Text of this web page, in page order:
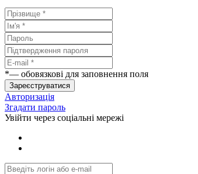
*— обовязкові для заповнення поля
Зареєструватися
Авторизація
Згадати пароль
Увійти через соціальні мережі